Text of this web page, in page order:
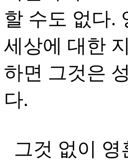
할 수도 없다.
세상에 대한
하면 그것은
다.
그것 없이 영